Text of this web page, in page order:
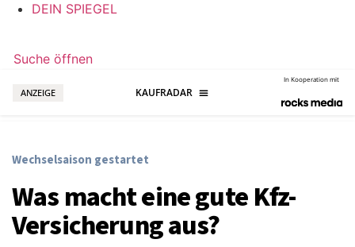
DEIN SPIEGEL
Suche öffnen
ANZEIGE
In Kooperation mit
Wechselsaison gestartet
Was macht eine gute Kfz-
Versicherung aus?